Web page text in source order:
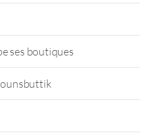
ses boutiques